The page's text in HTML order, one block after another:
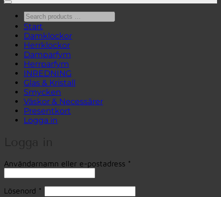
Search
products
…
Start
Damklockor
Herrklockor
Damparfym
Herrparfym
INREDNING
Glas & Kristall
Smycken
Väskor & Necessärer
Presentkort
Logga in
Användarnamn eller e-postadress *
Lösenord *